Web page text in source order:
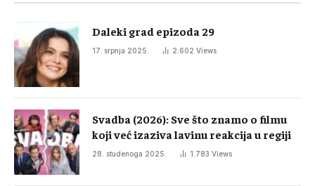
Daleki grad epizoda 29
17. srpnja 2025. 2.602 Views
Svadba (2026): Sve što znamo o filmu
koji već izaziva lavinu reakcija u regiji
28. studenoga 2025. 1.783 Views